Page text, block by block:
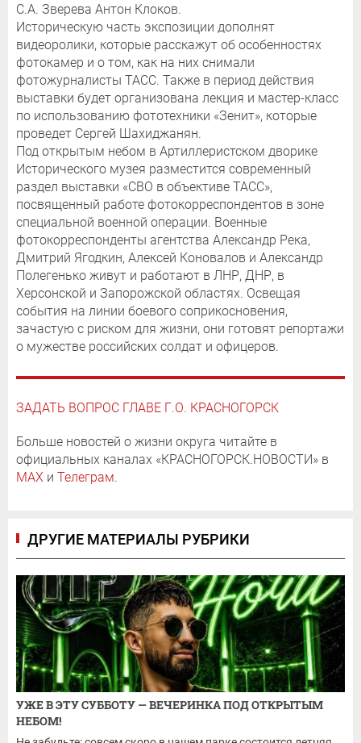
С.А. Зверева Антон Клоков.
Историческую часть экспозиции дополнят
видеоролики, которые расскажут об особенностях
фотокамер и о том, как на них снимали
фотожурналисты ТАСС. Также в период действия
выставки будет организована лекция и мастер-класс
по использованию фототехники «Зенит», которые
проведет Сергей Шахиджанян.
Под открытым небом в Артиллеристском дворике
Исторического музея разместится современный
раздел выставки «СВО в объективе ТАСС»,
посвященный работе фотокорреспондентов в зоне
специальной военной операции. Военные
фотокорреспонденты агентства Александр Река,
Дмитрий Ягодкин, Алексей Коновалов и Александр
Полегенько живут и работают в ЛНР, ДНР, в
Херсонской и Запорожской областях. Освещая
события на линии боевого соприкосновения,
зачастую с риском для жизни, они готовят репортажи
о мужестве российских солдат и офицеров.
ЗАДАТЬ ВОПРОС ГЛАВЕ Г.О. КРАСНОГОРСК
Больше новостей о жизни округа читайте в
официальных каналах «КРАСНОГОРСК.НОВОСТИ» в
MAX и Телеграм.
ДРУГИЕ МАТЕРИАЛЫ РУБРИКИ
УЖЕ В ЭТУ СУББОТУ — ВЕЧЕРИНКА ПОД ОТКРЫТЫМ
НЕБОМ!